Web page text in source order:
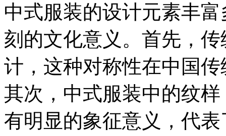
中式服装的设计元素丰
刻的文化意义。首先，
计，这种对称性在中国
其次，中式服装中的纹
有明显的象征意义，代